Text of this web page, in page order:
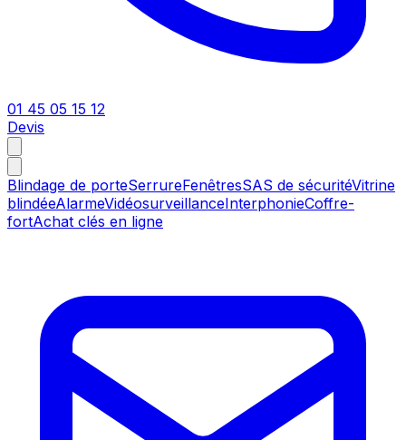
01 45 05 15 12
Devis
Blindage de porteSerrureFenêtresSAS de sécuritéVitrine
blindéeAlarmeVidéosurveillanceInterphonieCoffre-
fortAchat clés en ligne